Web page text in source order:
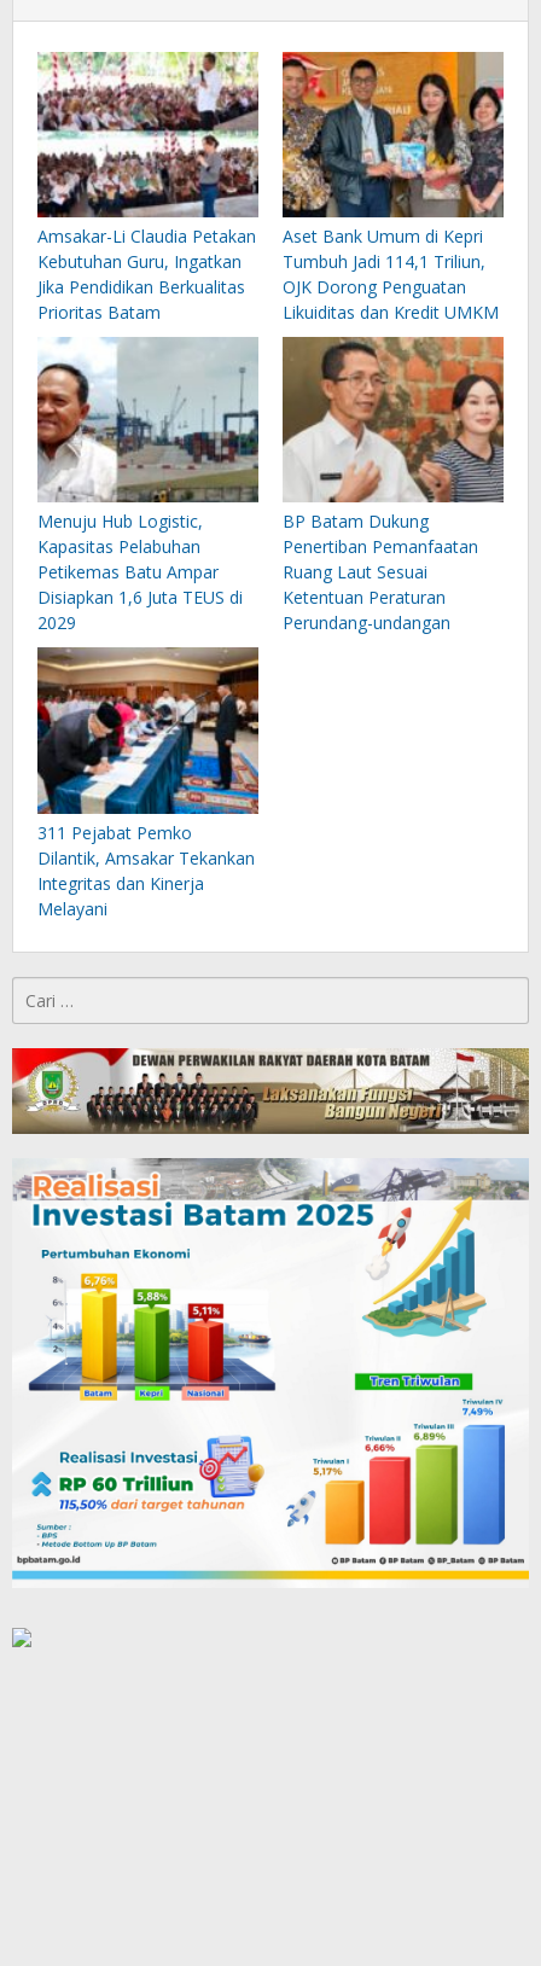
Amsakar-Li Claudia Petakan
Kebutuhan Guru, Ingatkan
Jika Pendidikan Berkualitas
Prioritas Batam
Aset Bank Umum di Kepri
Tumbuh Jadi 114,1 Triliun,
OJK Dorong Penguatan
Likuiditas dan Kredit UMKM
Menuju Hub Logistic,
Kapasitas Pelabuhan
Petikemas Batu Ampar
Disiapkan 1,6 Juta TEUS di
2029
BP Batam Dukung
Penertiban Pemanfaatan
Ruang Laut Sesuai
Ketentuan Peraturan
Perundang-undangan
311 Pejabat Pemko
Dilantik, Amsakar Tekankan
Integritas dan Kinerja
Melayani
untuk: